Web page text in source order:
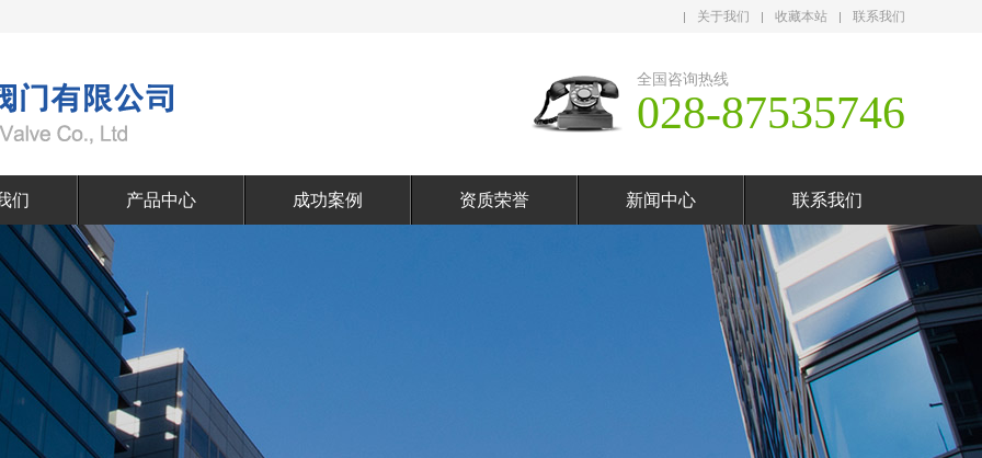
关于我们 收藏本站 联系我们
全国咨询热线
028-87535746
们 产品中心 成功案例 资质荣誉 新闻中心 联系我们